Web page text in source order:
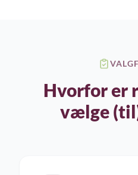
Hvorfor er
vælge